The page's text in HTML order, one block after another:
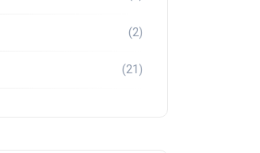
(2)
(21)